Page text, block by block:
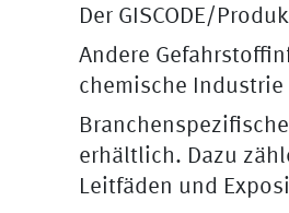
Der GISCODE/
Andere
chemische Industrie
erhältlich. Dazu
Leitfäden und